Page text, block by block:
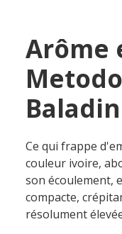
Arôme
Baladin
Ce qui frappe
couleur ivoire,
son écoulement,
compacte,
résolument